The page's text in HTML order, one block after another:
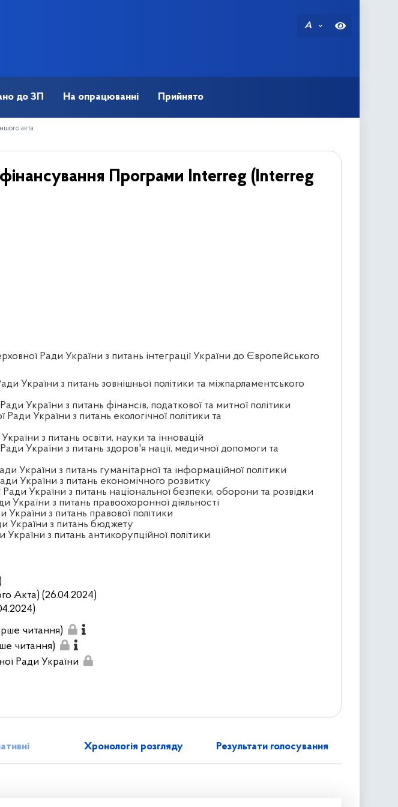
A
до ЗП На опрацюванні Прийнято
акта
Програми Interreg (Interreg
Ради України з питань інтеграції України до Європейського
України з питань зовнішньої політики та міжпарламентського
України з питань фінансів, податкової та митної політики
України з питань екологічної політики та
з питань освіти, науки та інновацій
України з питань здоров'я нації, медичної допомоги та
України з питань гуманітарної та інформаційної політики
України з питань економічного розвитку
України з питань національної безпеки, оборони та розвідки
України з питань правоохоронної діяльності
з питань правової політики
України з питань бюджету
з питань антикорупційної політики
Акта) (26.04.2024)
читання)
читання)
Ради України
Хронологія розгляду Результати голосування